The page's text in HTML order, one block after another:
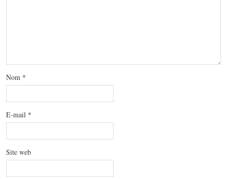
Nom *
E-mail *
Site web